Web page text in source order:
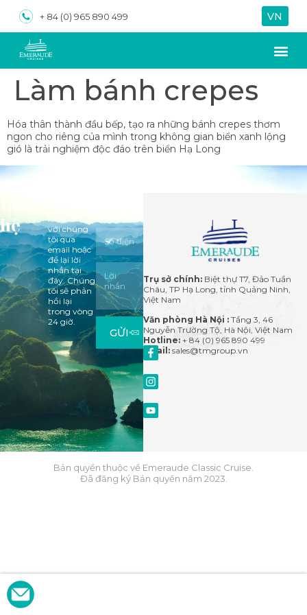
+ 84 (0) 965 890 499 VN
EN
Làm bánh crepes
Hóa thân thành đầu bếp, tạo ra những bánh crepes thơm
ngon cho riêng của mình trong không gian biển xanh lộng
gió là trải nghiệm độc đáo trên biển Hạ Long
hệ
lòng liên
với chúng
tôi qua
email hoặc
để lại lời
nhắn tại
đây. Chúng
tôi sẽ phản
hồi lại
trong vòng
24 giờ.
GỬI
Trụ sở chính: Biệt thự T7, Đảo Tuần
Châu, TP Hạ Long, tỉnh Quảng Ninh,
Việt Nam
Văn phòng Hà Nội : Tầng 3, 46
Nguyễn Trường Tộ, Hà Nội, Việt Nam
Hotline: + 84 (0) 965 890 499
Email: sales@tmgroup.vn
Bản quyền thuộc về Emeraude Classic Cruise.
Đã đăng ký Bản quyền năm 2023.